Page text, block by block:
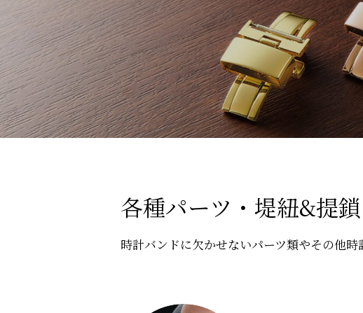
各種パーツ・堤紐&提鎖
時計バンドに欠かせないパーツ類やその他